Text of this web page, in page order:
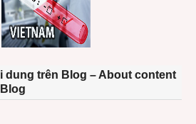
dung trên Blog – About content